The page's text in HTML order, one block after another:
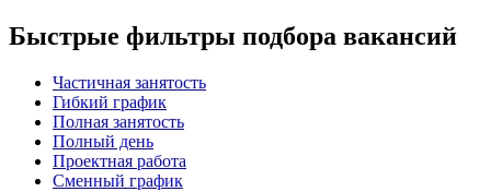
Быстрые фильтры подбора вакансий
Частичная занятость
Гибкий график
Полная занятость
Полный день
Проектная работа
Сменный график